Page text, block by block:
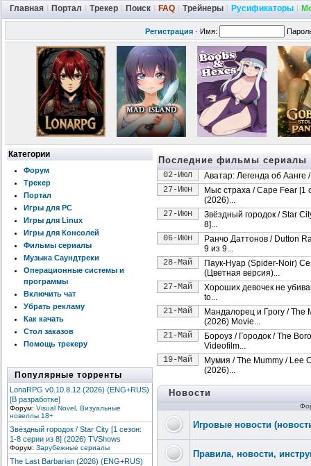
Главная Портал Трекер Поиск FAQ Трейнеры Русификаторы
Регистрация · Имя:
Категории
Форум
Трекер
Портал
Игры для PC
Игры для Linux
Игры для Консолей
Фильмы сериалы
Музыка Саундтреки
Операционные системы и
программы
Включить чат
Убрать рекламу
Как качать
Стол заказов
Помощь трекеру
Популярные торренты
LonaRPG v0.10.8.12 (2026) (ENG+RUS)
[В разработке]
Форум: Visual Novel, Визуальные
новеллы 18+
Звёздный городок / Star City [1 сезон:
1-8 серии из 8] (2026) TVShows
Форум: Зарубежные сериалы
The Last Barbarian (2026) (ENG+RUS)
Последние фильмы сериалы
02-Июл
Аватар: Легенда об Аанге
27-Июн
Мыс страха / Cape Fear [1
(2026)...
27-Июн
Звёздный городок / Star
8]...
06-Июн
Ранчо Даттонов / Dutton
9 из 9...
28-Май
Паук-Нуар (Spider-Noir)
(Цветная версия)...
27-Май
Хороших девочек не
to...
21-Май
Мандалорец и Грогу / The
(2026) Movie...
21-Май
Бороуз / Городок / The
Videofilm...
19-Май
Мумия / The Mummy / Lee
(2026)...
Новости
Игровые новости
Правила, новости,